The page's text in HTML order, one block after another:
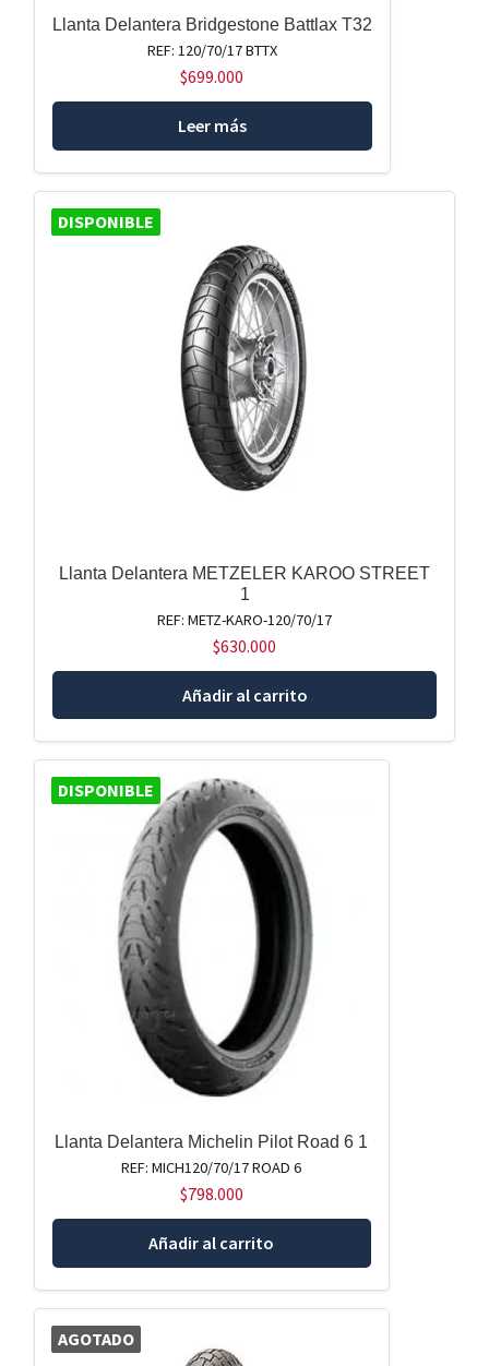
Llanta Delantera Bridgestone Battlax T32
REF: 120/70/17 BTTX
$699.000
Leer más
DISPONIBLE
Llanta Delantera METZELER KAROO STREET
1
REF: METZ-KARO-120/70/17
$630.000
Añadir al carrito
DISPONIBLE
Llanta Delantera Michelin Pilot Road 6 1
REF: MICH120/70/17 ROAD 6
$798.000
Añadir al carrito
AGOTADO